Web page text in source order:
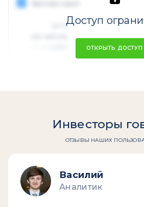
ЦельДоступ
ОТКРЫТЬ ДОСТУП
Инвесторы
ОТЗЫВЫ НАШИХ
Василий
Аналитик